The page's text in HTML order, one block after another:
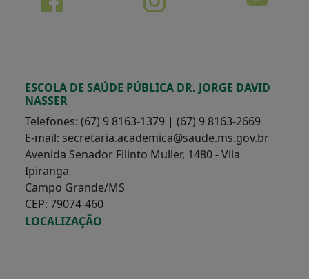
ESCOLA DE SAÚDE PÚBLICA DR. JORGE DAVID
NASSER
Telefones: (67) 9 8163-1379 | (67) 9 8163-2669
E-mail: secretaria.academica@saude.ms.gov.br
Avenida Senador Filinto Muller, 1480 - Vila
Ipiranga
Campo Grande/MS
CEP: 79074-460
LOCALIZAÇÃO